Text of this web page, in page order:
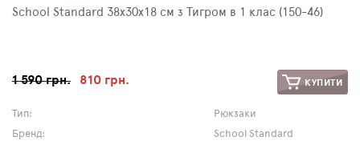
School Standard 38х30х18 см з Тигром в 1 клас (150-46)
1 590 грн. 810 грн. КУПИТИ
Тип:
Рюкзаки
Бренд:
School Standard